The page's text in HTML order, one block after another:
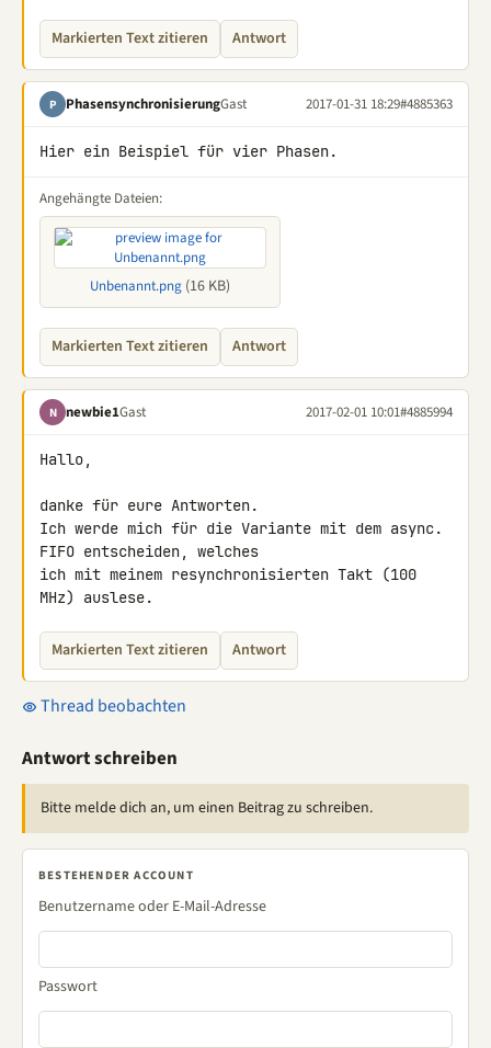
Markierten Text zitieren Antwort
P PhasensynchronisierungGast 2017-01-31 18:29#4885363
Hier ein Beispiel für vier Phasen.
Angehängte Dateien:
Unbenannt.png (16 KB)
Markierten Text zitieren Antwort
N newbie1Gast 2017-02-01 10:01#4885994
Hallo,
danke für eure Antworten.
Ich werde mich für die Variante mit dem async.
FIFO entscheiden, welches
ich mit meinem resynchronisierten Takt (100
MHz) auslese.
Markierten Text zitieren Antwort
Thread beobachten
Antwort schreiben
Bitte melde dich an, um einen Beitrag zu schreiben.
BESTEHENDER ACCOUNT
Benutzername oder E-Mail-Adresse
Passwort